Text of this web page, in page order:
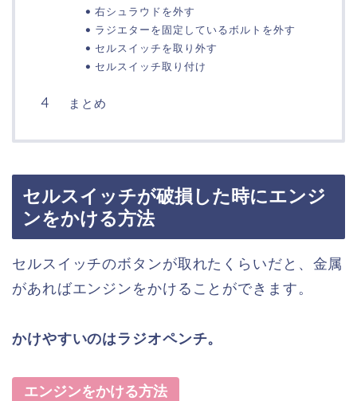
右シュラウドを外す
ラジエターを固定しているボルトを外す
セルスイッチを取り外す
セルスイッチ取り付け
まとめ
セルスイッチが破損した時にエンジ
ンをかける方法
セルスイッチのボタンが取れたくらいだと、金属
があればエンジンをかけることができます。
かけやすいのはラジオペンチ。
エンジンをかける方法